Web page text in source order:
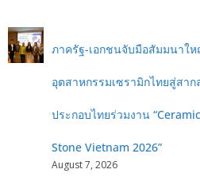
ภาครัฐ-เอกชนจับมือสัมมนาใ
อุตสาหกรรมเซรามิกไทยสู่สา
ประกอบไทยร่วมงาน
Stone Vietnam 2026”
August 7, 2026